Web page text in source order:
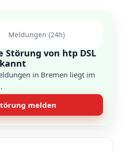
Meldungen (24h)
Störung von htp DSL
in Bremen liegt im
melden